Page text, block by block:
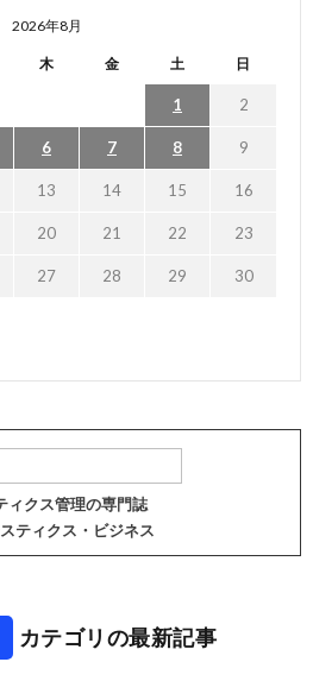
2026年8月
木 金 土 日
1 2
6 7 8 9
13 14 15 16
20 21 22 23
27 28 29 30
ィクス管理の専門誌
ティクス・ビジネス
カテゴリの最新記事